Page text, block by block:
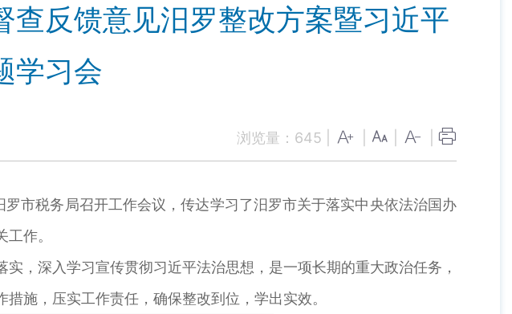
反馈意见汨罗整改方案暨习近平
学习会
浏览量： 645
市税务局召开工作会议，传达学习了汨罗市关于落实中央依法治国办
作。
，深入学习宣传贯彻习近平法治思想，是一项长期的重大政治任务，
施，压实工作责任，确保整改到位，学出实效。